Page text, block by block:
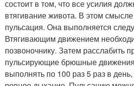
состоит в том, что все усилия
втягивание живота. В этом
пульсация. Она выполняется
Втягивающим движением
позвоночнику. Затем расслабить
пульсирующие брюшные
выполнять по 100 раз 5 раз в